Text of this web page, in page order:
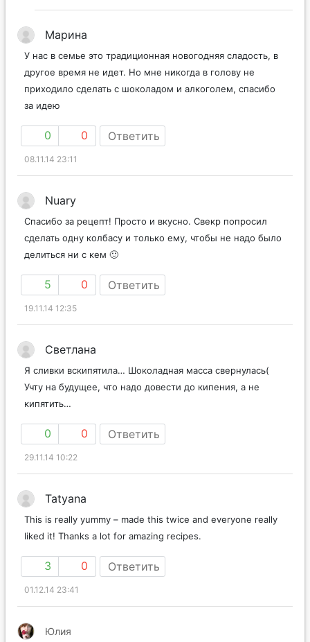
Марина
У нас в семье это традиционная новогодняя сладость, в
другое время не идет. Но мне никогда в голову не
приходило сделать с шоколадом и алкоголем, спасибо
за идею
0 0 Ответить
08.11.14 23:11
Nuary
Спасибо за рецепт! Просто и вкусно. Свекр попросил
сделать одну колбасу и только ему, чтобы не надо было
делиться ни с кем 🙂
5 0 Ответить
19.11.14 12:35
Светлана
Я сливки вскипятила… Шоколадная масса свернулась(
Учту на будущее, что надо довести до кипения, а не
кипятить…
0 0 Ответить
29.11.14 10:22
Tatyana
This is really yummy – made this twice and everyone really
liked it! Thanks a lot for amazing recipes.
3 0 Ответить
01.12.14 23:41
Юлия